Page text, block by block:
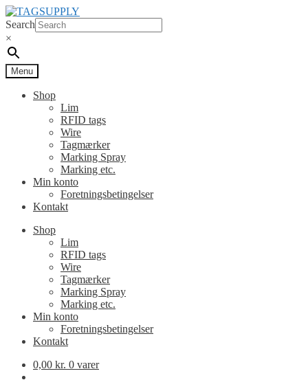
Spring
til
navigation
Spring
til
indhold
Search
×
Menu
Shop
Lim
RFID tags
Wire
Tagmærker
Marking Spray
Marking etc.
Min konto
Foretningsbetingelser
Kontakt
Shop
Lim
RFID tags
Wire
Tagmærker
Marking Spray
Marking etc.
Min konto
Foretningsbetingelser
Kontakt
0,00 kr. 0 varer